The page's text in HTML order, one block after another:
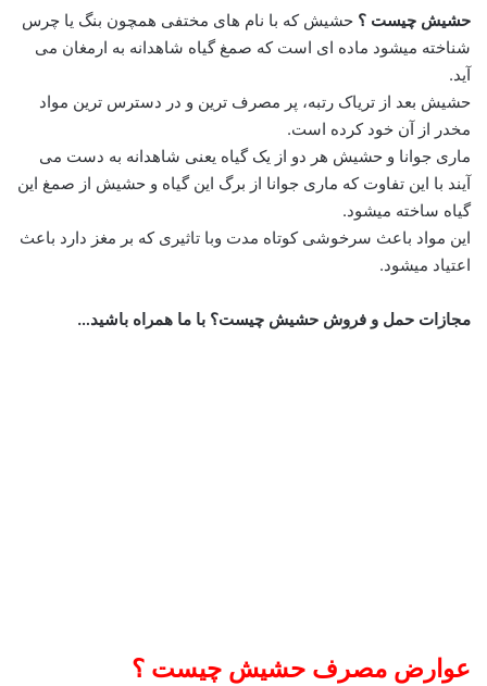
حشیش چیست ؟ حشیش که با نام های مختفی همچون بنگ یا چرس
شناخته میشود ماده ای است که صمغ گیاه شاهدانه به ارمغان می
آید.
حشیش بعد از تریاک رتبه، پر مصرف ترین و در دسترس ترین مواد
مخدر از آن خود کرده است.
ماری جوانا و حشیش هر دو از یک گیاه یعنی شاهدانه به دست می
آیند با این تفاوت که ماری جوانا از برگ این گیاه و حشیش از صمغ این
گیاه ساخته میشود.
این مواد باعث سرخوشی کوتاه مدت وبا تاثیری که بر مغز دارد باعث
اعتیاد میشود.
مجازات حمل و فروش حشیش چیست؟ با ما همراه باشید…
عوارض مصرف حشیش چیست ؟